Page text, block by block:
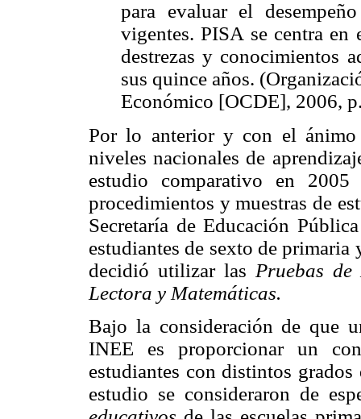
para evaluar el
vigentes. PISA se centra
destrezas y conocimientos
sus quince años.
Económico [OCDE], 2006,
Por lo anterior y con el
niveles nacionales de
estudio comparativo en
procedimientos y muestras de
Secretaría de Educación
estudiantes de sexto de primaria
decidió utilizar las Pruebas de
Lectora y Matemáticas.
Bajo la consideración de que
INEE es proporcionar un
estudiantes con distintos
estudio se consideraron de